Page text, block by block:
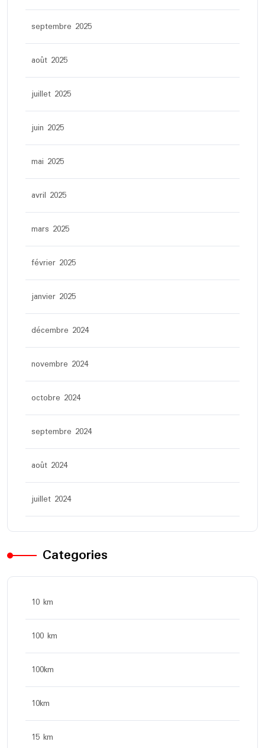
septembre 2025
août 2025
juillet 2025
juin 2025
mai 2025
avril 2025
mars 2025
février 2025
janvier 2025
décembre 2024
novembre 2024
octobre 2024
septembre 2024
août 2024
juillet 2024
Categories
10 km
100 km
100km
10km
15 km